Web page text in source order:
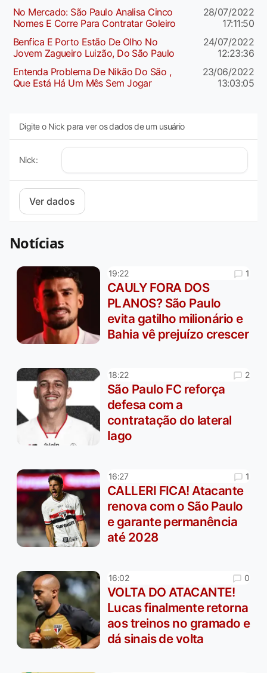
No Mercado: São Paulo Analisa Cinco
Nomes E Corre Para Contratar Goleiro
28/07/2022
17:11:50
Benfica E Porto Estão De Olho No
Jovem Zagueiro Luizão, Do São Paulo
24/07/2022
12:23:36
Entenda Problema De Nikão Do São ,
Que Está Há Um Mês Sem Jogar
23/06/2022
13:03:05
Digite o Nick para ver os dados de um usuário
Nick:
Notícias
19:22 1
CAULY FORA DOS
PLANOS? São Paulo
evita gatilho milionário e
Bahia vê prejuízo crescer
18:22 2
São Paulo FC reforça
defesa com a
contratação do lateral
Iago
16:27 1
CALLERI FICA! Atacante
renova com o São Paulo
e garante permanência
até 2028
16:02 0
VOLTA DO ATACANTE!
Lucas finalmente retorna
aos treinos no gramado e
dá sinais de volta